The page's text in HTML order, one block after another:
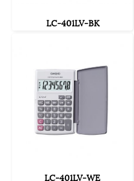
LC-401LV-BK
LC-401LV-WE